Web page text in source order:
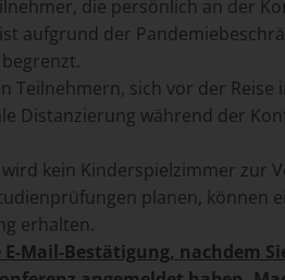
die persönlich an der
aufgrund der
Teilnehmern, sich vor der Reise
Distanzierung während der
kein Kinderspielzimmer zur
planen, können
erhalten.
Mail-Bestätigung, nachdem